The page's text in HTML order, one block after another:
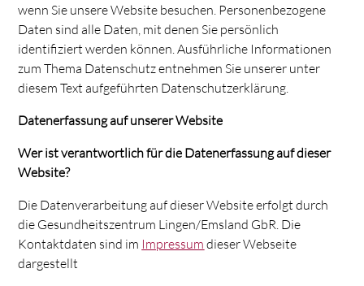
wenn Sie unsere Website besuchen. Personenbezogene
Daten sind alle Daten, mit denen Sie persönlich
identifiziert werden können. Ausführliche Informationen
zum Thema Datenschutz entnehmen Sie unserer unter
diesem Text aufgeführten Datenschutzerklärung.
Datenerfassung auf unserer Website
Wer ist verantwortlich für die Datenerfassung auf dieser
Website?
Die Datenverarbeitung auf dieser Website erfolgt durch
die Gesundheitszentrum Lingen/Emsland GbR. Die
Kontaktdaten sind im Impressum dieser Webseite
dargestellt